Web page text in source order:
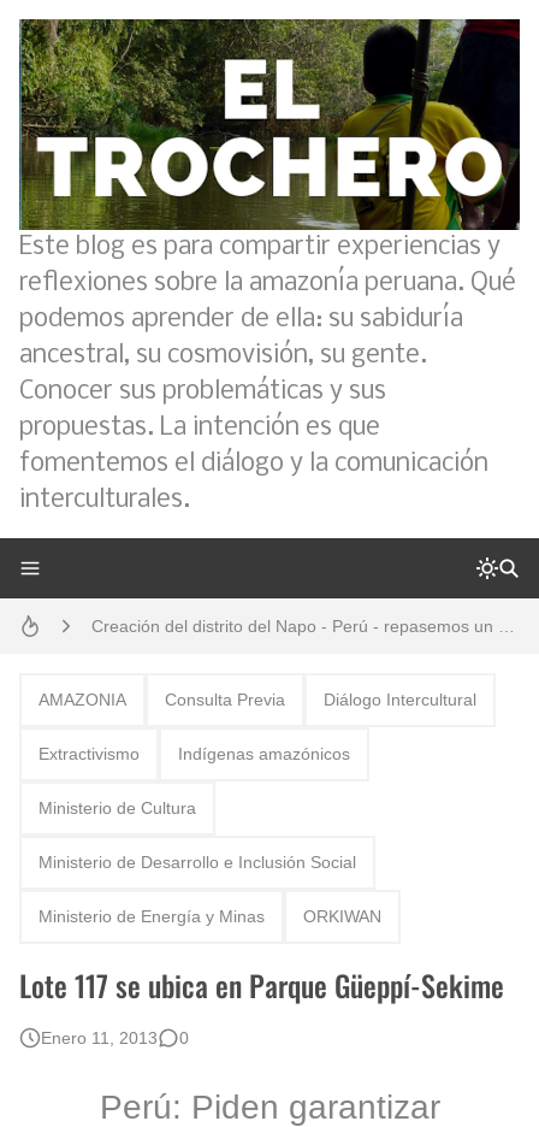
Este blog es para compartir experiencias y
reflexiones sobre la amazonía peruana. Qué
podemos aprender de ella: su sabiduría
ancestral, su cosmovisión, su gente.
Conocer sus problemáticas y sus
propuestas. La intención es que
fomentemos el diálogo y la comunicación
interculturales.
Creación del distrito del Napo - Perú - repasemos un poco la historia
AMAZONIA Consulta Previa Diálogo Intercultural
Extractivismo Indígenas amazónicos
Ministerio de Cultura
Ministerio de Desarrollo e Inclusión Social
Ministerio de Energía y Minas ORKIWAN
Lote 117 se ubica en Parque Güeppí-Sekime
Enero 11, 2013 0
Perú: Piden garantizar